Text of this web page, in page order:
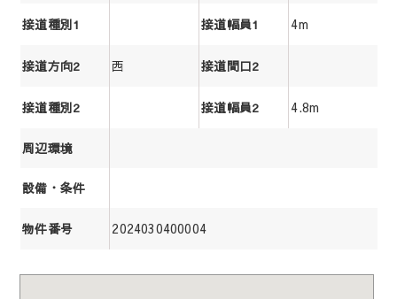
接道種別1 接道幅員1 4m
接道方向2 西 接道間口2
接道種別2 接道幅員2 4.8m
周辺環境
設備・条件
物件番号 2024030400004